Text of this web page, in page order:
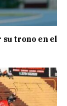
trono en el